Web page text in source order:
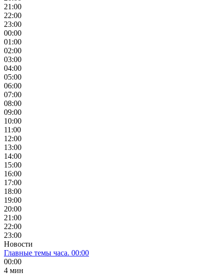
21:00
22:00
23:00
00:00
01:00
02:00
03:00
04:00
05:00
06:00
07:00
08:00
09:00
10:00
11:00
12:00
13:00
14:00
15:00
16:00
17:00
18:00
19:00
20:00
21:00
22:00
23:00
Новости
Главные темы часа. 00:00
00:00
4 мин